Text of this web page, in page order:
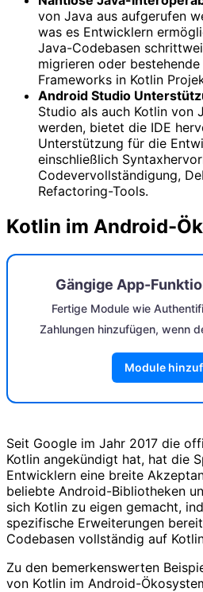
von Java aus aufgerufen
was es Entwicklern
Java-Codebasen
migrieren oder
Frameworks in Kotlin
Android Studio
Studio als auch Kotlin von
werden, bietet die IDE
Unterstützung für die
einschließlich
Codevervollständigung,
Refactoring-Tools.
Kotlin im Android-
Gängige App-
Fertige Module wie
Zahlungen hinzufügen, wenn
Module
Seit Google im Jahr 2017 die
Kotlin angekündigt hat, hat die
Entwicklern eine breite
beliebte Android-Bibliotheken
sich Kotlin zu eigen gemacht,
spezifische Erweiterungen
Codebasen vollständig auf
Zu den bemerkenswerten
von Kotlin im Android-